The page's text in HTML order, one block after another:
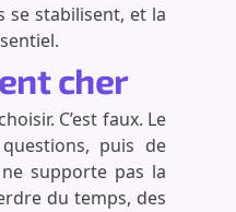
se stabilisent, et la
cher
C’est faux. Le
puis de
supporte pas la
du temps, des